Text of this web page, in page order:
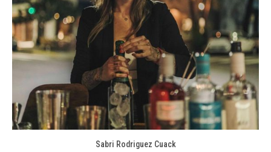
Sabri Rodriguez Cuack